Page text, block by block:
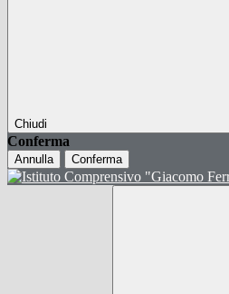
Chiudi
Conferma
Annulla Conferma